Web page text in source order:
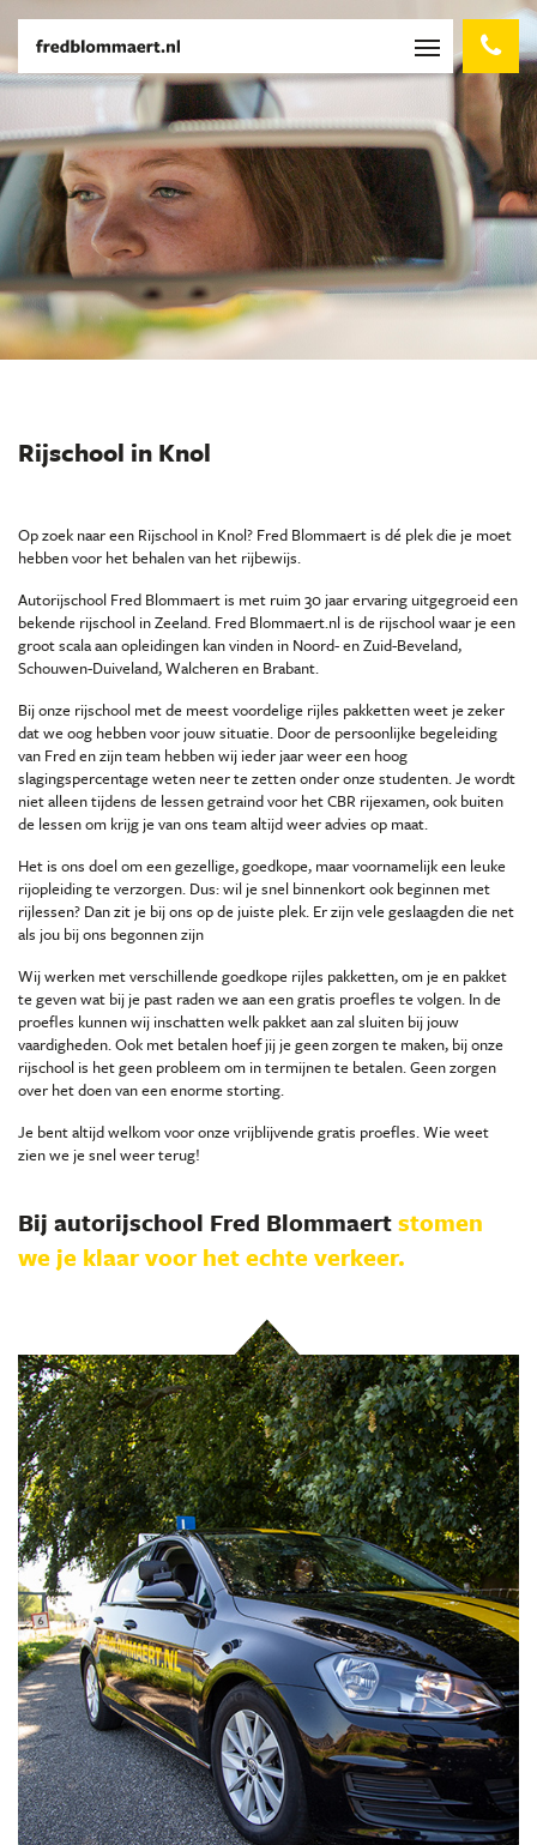
Rijschool in Knol
Op zoek naar een Rijschool in Knol? Fred Blommaert is dé plek die je moet
hebben voor het behalen van het rijbewijs.
Autorijschool Fred Blommaert is met ruim 30 jaar ervaring uitgegroeid een
bekende rijschool in Zeeland. Fred Blommaert.nl is de rijschool waar je een
groot scala aan opleidingen kan vinden in Noord- en Zuid-Beveland,
Schouwen-Duiveland, Walcheren en Brabant.
Bij onze rijschool met de meest voordelige rijles pakketten weet je zeker
dat we oog hebben voor jouw situatie. Door de persoonlijke begeleiding
van Fred en zijn team hebben wij ieder jaar weer een hoog
slagingspercentage weten neer te zetten onder onze studenten. Je wordt
niet alleen tijdens de lessen getraind voor het CBR rijexamen, ook buiten
de lessen om krijg je van ons team altijd weer advies op maat.
Het is ons doel om een gezellige, goedkope, maar voornamelijk een leuke
rijopleiding te verzorgen. Dus: wil je snel binnenkort ook beginnen met
rijlessen? Dan zit je bij ons op de juiste plek. Er zijn vele geslaagden die net
als jou bij ons begonnen zijn
Wij werken met verschillende goedkope rijles pakketten, om je en pakket
te geven wat bij je past raden we aan een gratis proefles te volgen. In de
proefles kunnen wij inschatten welk pakket aan zal sluiten bij jouw
vaardigheden. Ook met betalen hoef jij je geen zorgen te maken, bij onze
rijschool is het geen probleem om in termijnen te betalen. Geen zorgen
over het doen van een enorme storting.
Je bent altijd welkom voor onze vrijblijvende gratis proefles. Wie weet
zien we je snel weer terug!
Bij autorijschool Fred Blommaertstomen
we je klaar voor het echte verkeer.